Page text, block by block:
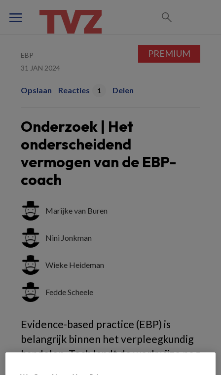
EBP
31 JAN 2024
Opslaan Reacties 1 Delen
Onderzoek | Het
onderscheidend
vermogen van de EBP-
coach
Marijke van Buren
Nini Jonkman
Wieke Heideman
Fedde Scheele
Evidence-based practice (EBP) is
belangrijk binnen het verpleegkundig
handelen. Toch landt de werkwijze nog
PREMIUM